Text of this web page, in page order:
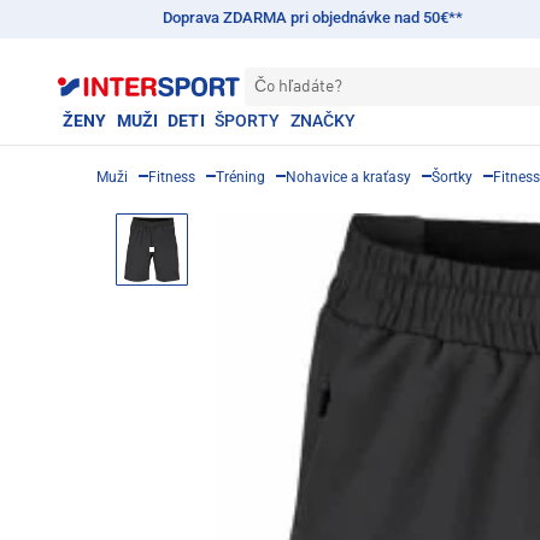
Doprava ZDARMA pri objednávke nad 50€**
Čo hľadáte?
ŽENY MUŽI DETI ŠPORTY ZNAČKY
Muži Fitness Tréning Nohavice a kraťasy Šortky